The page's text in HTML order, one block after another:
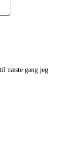
næste gang jeg